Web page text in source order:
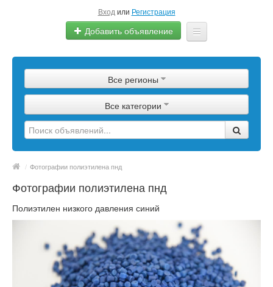
Вход или Регистрация
Добавить объявление
Сырье
Изделия
Оборудование
Еще
Все регионы
Все категории
/ Фотографии полиэтилена пнд
Фотографии полиэтилена пнд
Полиэтилен низкого давления синий